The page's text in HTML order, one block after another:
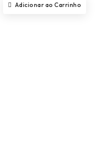
Adicionar ao Carrinho